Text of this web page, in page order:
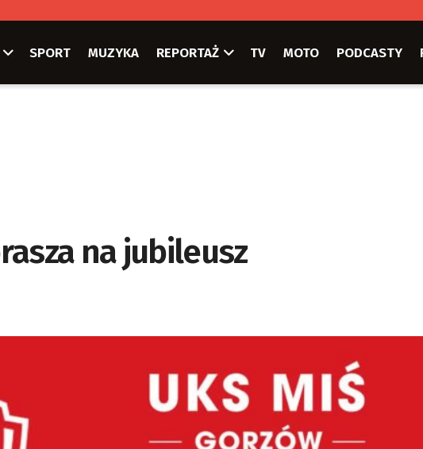
SPORT MUZYKA REPORTAŻ TV MOTO PODCASTY
na jubileusz